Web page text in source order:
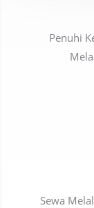
Penuhi
Sewa